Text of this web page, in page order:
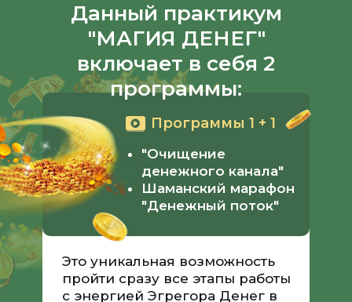
Программы 1 + 1
"Очищение
денежного канала"
Шаманский марафон
"Денежный поток"
Это уникальная возможность
пройти сразу все этапы работы
с энергией Эгрегора Денег в
Данный практикум
"МАГИЯ ДЕНЕГ"
включает в себя 2
программы: